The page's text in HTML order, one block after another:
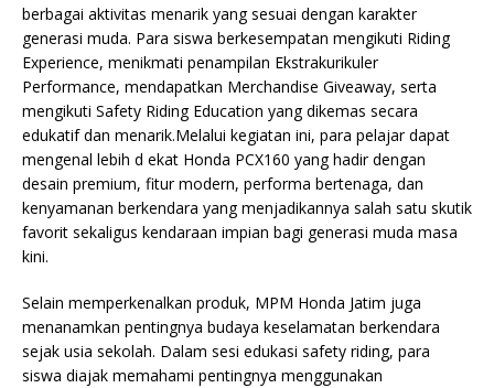
berbagai aktivitas menarik yang sesuai dengan karakter
generasi muda. Para siswa berkesempatan mengikuti Riding
Experience, menikmati penampilan Ekstrakurikuler
Performance, mendapatkan Merchandise Giveaway, serta
mengikuti Safety Riding Education yang dikemas secara
edukatif dan menarik.Melalui kegiatan ini, para pelajar dapat
mengenal lebih d ekat Honda PCX160 yang hadir dengan
desain premium, fitur modern, performa bertenaga, dan
kenyamanan berkendara yang menjadikannya salah satu skutik
favorit sekaligus kendaraan impian bagi generasi muda masa
kini.
Selain memperkenalkan produk, MPM Honda Jatim juga
menanamkan pentingnya budaya keselamatan berkendara
sejak usia sekolah. Dalam sesi edukasi safety riding, para
siswa diajak memahami pentingnya menggunakan